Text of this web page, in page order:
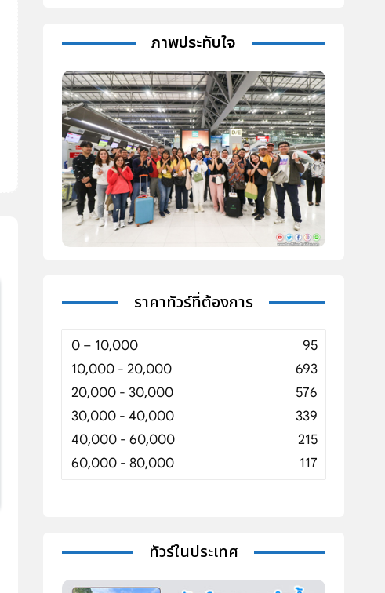
ภาพประทับใจ
ราคาทัวร์ที่ต้องการ
0 – 10,000
95
10,000 - 20,000
693
20,000 - 30,000
576
30,000 - 40,000
339
40,000 - 60,000
215
60,000 - 80,000
117
ทัวร์ในประเทศ